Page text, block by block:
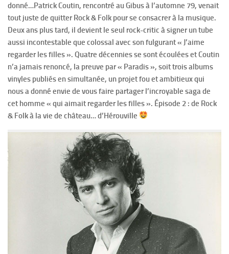
donné…Patrick Coutin, rencontré au Gibus à l’automne 79, venait
tout juste de quitter Rock & Folk pour se consacrer à la musique.
Deux ans plus tard, il devient le seul rock-critic à signer un tube
aussi incontestable que colossal avec son fulgurant « J’aime
regarder les filles ». Quatre décennies se sont écoulées et Coutin
n’a jamais renoncé, la preuve par « Paradis », soit trois albums
vinyles publiés en simultanée, un projet fou et ambitieux qui
nous a donné envie de vous faire partager l’incroyable saga de
cet homme « qui aimait regarder les filles ». Épisode 2 : de Rock
& Folk à la vie de château… d’Hérouville